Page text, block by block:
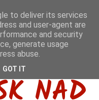
to deliver its services
and user-agent are
and security
generate usage
abuse.
GOT IT